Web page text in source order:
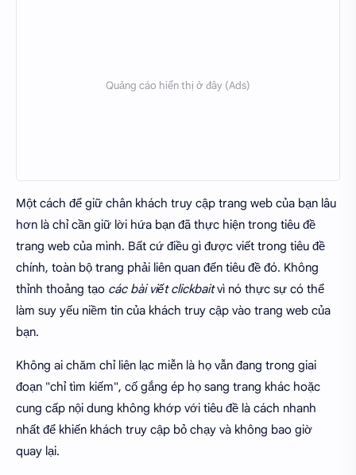
Một cách để giữ chân khách truy cập trang web của bạn lâu
hơn là chỉ cần giữ lời hứa bạn đã thực hiện trong tiêu đề
trang web của mình. Bất cứ điều gì được viết trong tiêu đề
chính, toàn bộ trang phải liên quan đến tiêu đề đó. Không
thỉnh thoảng tạo các bài viết clickbaitvì nó thực sự có thể
làm suy yếu niềm tin của khách truy cập vào trang web của
bạn.
Không ai chăm chỉ liên lạc miễn là họ vẫn đang trong giai
đoạn "chỉ tìm kiếm", cố gắng ép họ sang trang khác hoặc
cung cấp nội dung không khớp với tiêu đề là cách nhanh
nhất để khiến khách truy cập bỏ chạy và không bao giờ
quay lại.